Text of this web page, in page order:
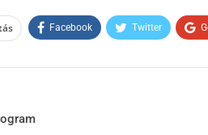
Facebook Twitter